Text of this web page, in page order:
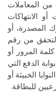
المعاملات
الانتهاكات
المصدرة، أو
من رقم
المرور أو
الدفع التي
الخبيثة أو
للبطاقة.